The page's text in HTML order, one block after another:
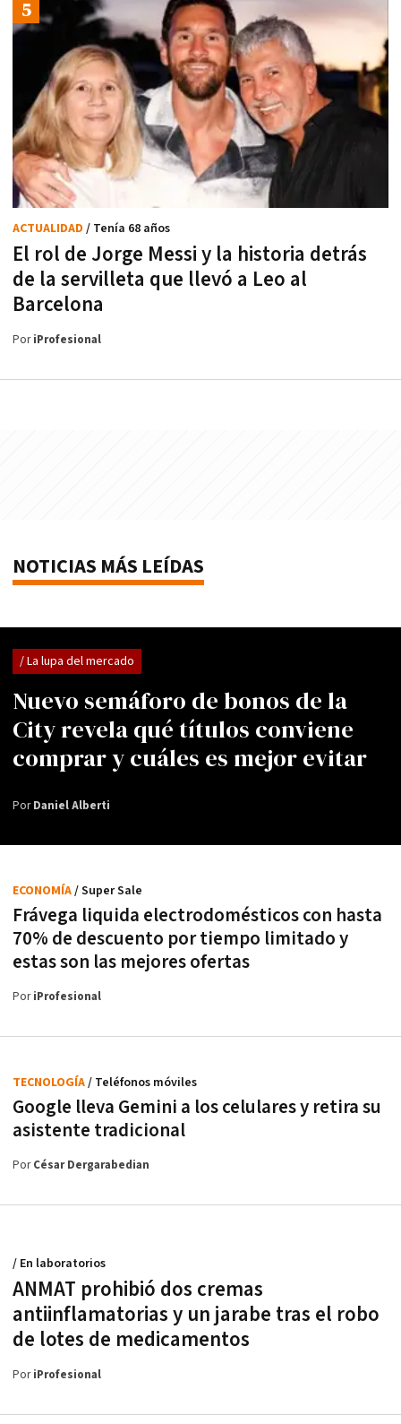
El rol de Jorge Messi y la historia detrás
de la servilleta que llevó a Leo al
Barcelona
ACTUALIDAD / Tenía 68 años
PoriProfesional
NOTICIAS MÁS LEÍDAS
Nuevo semáforo de bonos de la
City revela qué títulos conviene
comprar y cuáles es mejor evitar
/ La lupa del mercado
PorDaniel Alberti
Frávega liquida electrodomésticos con hasta
70% de descuento por tiempo limitado y
estas son las mejores ofertas
ECONOMÍA/ Super Sale
PoriProfesional
Google lleva Gemini a los celulares y retira su
asistente tradicional
TECNOLOGÍA/ Teléfonos móviles
PorCésar Dergarabedian
ANMAT prohibió dos cremas
antiinflamatorias y un jarabe tras el robo
de lotes de medicamentos
/ En laboratorios
PoriProfesional